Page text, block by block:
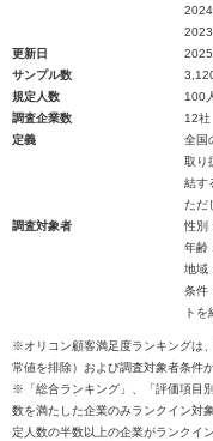
更新日
サンプル数
規定人数
100
調査企業数
12社
定義
全国
取り
結す
ただ
調査対象者
性別
年齢
地域
条件
トを
※オリコン顧客満足度ランキングは
常値を排除）および調査対象者条件
※「総合ランキング」、「評価項目
数を満たした企業のみランクイン対
定人数の半数以上の企業がランクイ